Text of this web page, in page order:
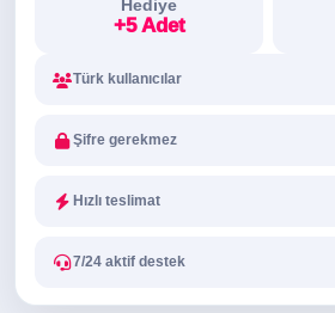
Hediye
+5 Adet
Türk kullanıcılar
Şifre gerekmez
Hızlı teslimat
7/24 aktif destek